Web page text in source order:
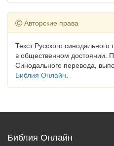
Авторские права
Текст Русского
в общественном достоянии.
Синодального перевода,
Библия Онлайн.
Библия Онлайн